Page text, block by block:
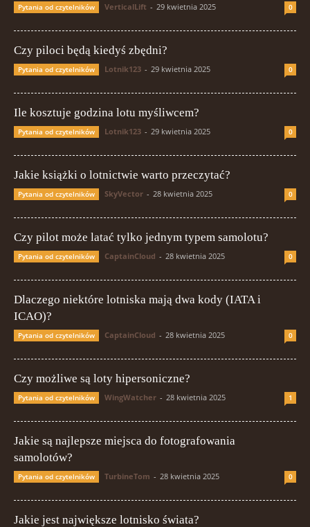
Pytania od czytelników VerticalLift - 29 kwietnia 2025 0
Czy piloci będą kiedyś zbędni?
Pytania od czytelników Lotnik123 - 29 kwietnia 2025 0
Ile kosztuje godzina lotu myśliwcem?
Pytania od czytelników Lotnik123 - 29 kwietnia 2025 0
Jakie książki o lotnictwie warto przeczytać?
Pytania od czytelników SkyVector - 28 kwietnia 2025 0
Czy pilot może latać tylko jednym typem samolotu?
Pytania od czytelników CaptainCloud - 28 kwietnia 2025 0
Dlaczego niektóre lotniska mają dwa kody (IATA i
ICAO)?
Pytania od czytelników CaptainCloud - 28 kwietnia 2025 0
Czy możliwe są loty hipersoniczne?
Pytania od czytelników WingWatcher - 28 kwietnia 2025 1
Jakie są najlepsze miejsca do fotografowania
samolotów?
Pytania od czytelników TurbineTom - 28 kwietnia 2025 0
Jakie jest największe lotnisko świata?